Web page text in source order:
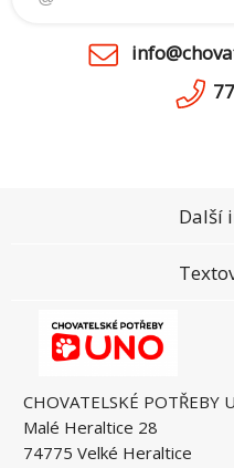
CHOVATELSKÉ POTŘEBY
Malé Heraltice 28
74775 Velké Heraltice
Další